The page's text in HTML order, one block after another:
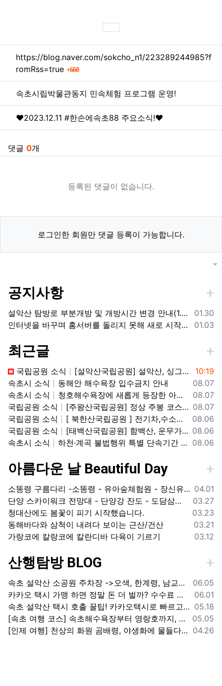
SNS 공유
관련자료
https://blog.naver.com/sokcho_n1/223289244985?f
romRss=true
660회 연결
속초시립박물관동지 민속체험 프로그램 운영!
❤️2023.12.11 #한손에속초88 주요소식!❤️
댓글 0개
등록된 댓글이 없습니다.
로그인한 회원만 댓글 등록이 가능합니다.
목록
공지사항
등록일
01.30
설악산 탐방로 부분개방 및 개방시간 변경 안내(1.26.(금), 04:00 기준)
등록일
01.03
인터넷을 바꾸며 홈서버를 돌리지 못해 새로 시작합니다.
최근글
등록일
10:19
국립공원 소식
[설악산국립공원] 설악산, 싱그러운 대청봉과 내설악의 비경을 찾아서
등록일
08.07
속초시 소식
동해안 해수욕장 입수금지 안내
등록일
08.07
속초시 소식
청호해수욕장에 새롭게 등장한 아름다운 조형물! ✨
등록일
08.07
국립공원 소식
[주왕산국립공원] 정상 주봉 코스와 용추협곡 트래킹
등록일
08.06
국립공원 소식
[ 북한산국립공원 ] 전기차,수소차 등 무공해차량만 이용할 수 있는100% 친환경 야영장 - 북한산 사기막야영장
등록일
08.06
국립공원 소식
[태백산국립공원] 함백산, 운무가 가득한 싱그러운 풍경 속을 걷다
등록일
08.06
속초시 소식 하천·계곡 불법행위 특별 단속기간 운영
아름다운 날 Beautiful Day
등록일
04.01
소똥령 구름다리 -소똥령 - 유아숲체험원 - 장신유원지 / 캠핑장
등록일
03.27
단양 스카이워크 전망대 - 단양강 잔도 - 도담삼봉 / 석문 - 영월 청령포 입장료 주차료
등록일
03.23
청대산에도 봄꽃이 피기 시작했습니다.
등록일
03.21
동해바다와 삼척이 내려다 보이는 근산/건산
등록일
03.12
가랑코에 칼랑코에 칼란디바 다육이 기르기
산행탐방 BLOG
등록일
06.05
속초 설악산 소공원 주차장 ->오색, 한계령, 남교리, 백담사 용대리 택시 예약 방법
등록일
06.01
카카오 택시 가맹 하면 정말 돈 더 벌까? 수수료 대비 수익 분석과 비가맹의 영리한 선택
등록일
05.18
속초 설악산 택시 호출 꿀팁! 카카오택시로 빠르고 편하게 이용하는 방법
등록일
05.05
[속초 여행 코스] 속초해수욕장부터 영랑호까지, 꼭 가봐야 할 BEST 5
등록일
04.26
[인제 여행] 천상의 화원 곰배령, 야생화에 물들다 (예약 및 코스 팁)